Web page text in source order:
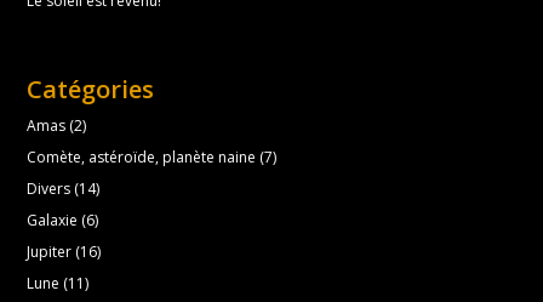
Catégories
Amas (2)
Comète, astéroïde, planète naine (7)
Divers (14)
Galaxie (6)
Jupiter (16)
Lune (11)